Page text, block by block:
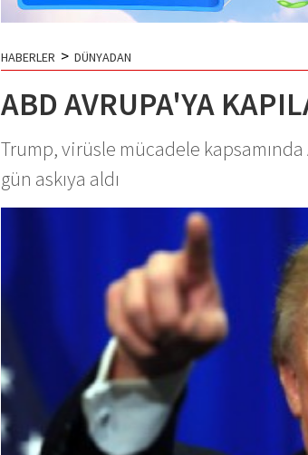
HABERLER > DÜNYADAN
ABD AVRUPA'YA
Trump, virüsle mücadele
gün askıya aldı